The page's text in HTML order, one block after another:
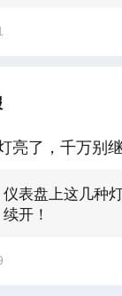
亮了，千万别继
仪表盘上这几种
续开！